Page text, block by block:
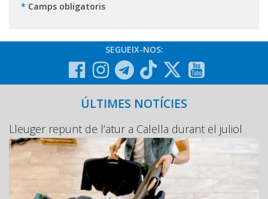
* Camps obligatoris
SEGUEIX-NOS:
ÚLTIMES NOTÍCIES
Lleuger repunt de l’atur a Calella durant el juliol